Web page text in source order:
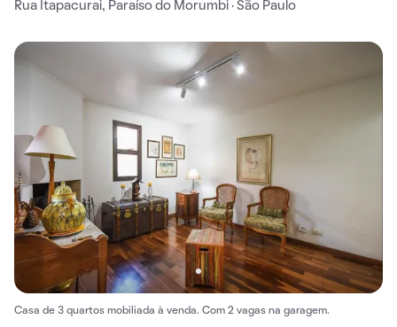
Rua Itapacurai, Paraíso do Morumbi · São Paulo
Casa de 3 quartos mobiliada à venda. Com 2 vagas na garagem.